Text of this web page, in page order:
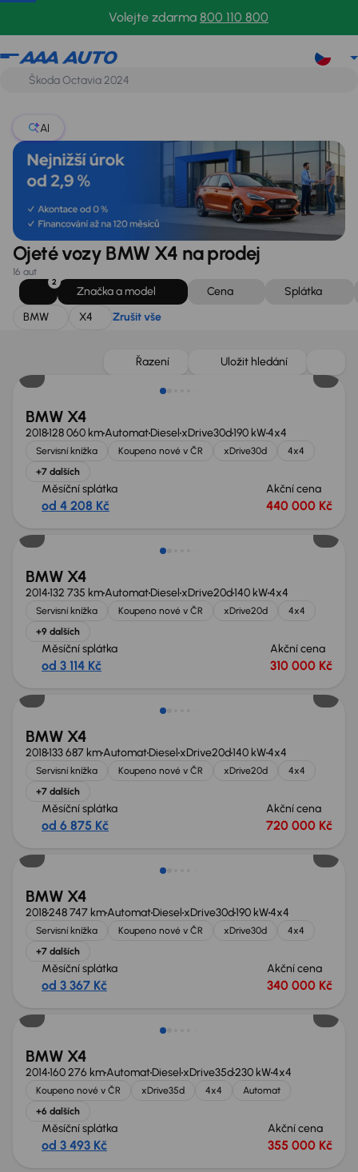
Volejte zdarma 800 110 800
BMW
AI
Ojeté vozy BMW X4 na prodej
16 aut
2
Značka a model Cena
Splátka
BMW
X4 Zrušit vše
Řazení Uložit hledání
Zlevněno o 50 000 Kč
BMW X4
2018128 060 kmAutomatDiesel xDrive30d190 kW4x4
Servisní knížka Koupeno nové v ČR xDrive30d
4x4
+7 dalších
Měsíční splátka
od 4 208 Kč
Akční cena
440 000 Kč
Zlevněno o 20 000 Kč
BMW X4
2014132 735 kmAutomatDiesel xDrive20d140 kW4x4
Servisní knížka Koupeno nové v ČR xDrive20d
4x4
+9 dalších
Měsíční splátka
od 3 114 Kč
Akční cena
310 000 Kč
BMW X4
2018133 687 kmAutomatDiesel xDrive20d140 kW4x4
Servisní knížka Koupeno nové v ČR xDrive20d
4x4
+7 dalších
Měsíční splátka
od 6 875 Kč
Akční cena
720 000 Kč
Zlevněno o 100 000 Kč
BMW X4
2018248 747 kmAutomatDiesel xDrive30d190 kW4x4
Servisní knížka Koupeno nové v ČR xDrive30d
4x4
+7 dalších
Měsíční splátka
od 3 367 Kč
Akční cena
340 000 Kč
Zlevněno o 35 000 Kč
BMW X4
2014160 276 kmAutomatDiesel xDrive35d230 kW4x4
Koupeno nové v ČR xDrive35d 4x4
Automat
+6 dalších
Měsíční splátka
od 3 493 Kč
Akční cena
355 000 Kč
Zlevněno o 80 000 Kč